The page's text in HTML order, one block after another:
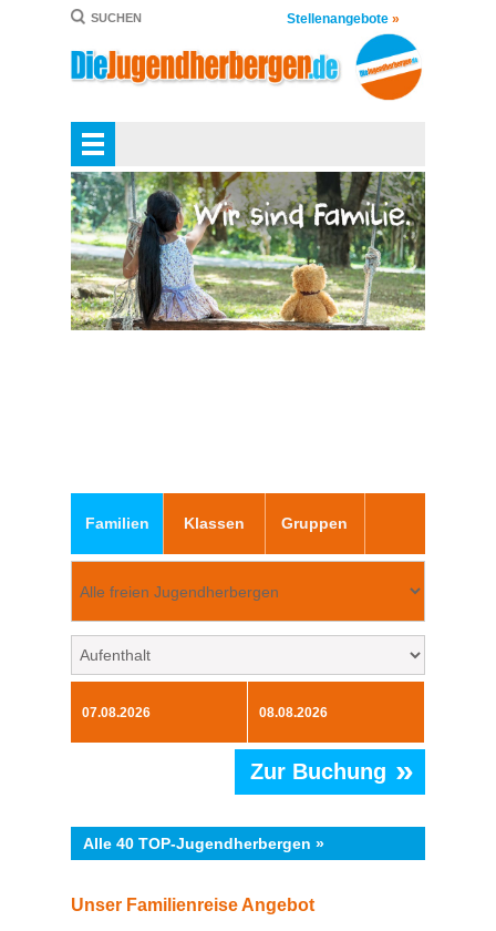
SUCHEN Stellenangebote »
Familien Klassen Gruppen
Zur Buchung »
Alle 40 TOP-Jugendherbergen »
Unser Familienreise Angebot